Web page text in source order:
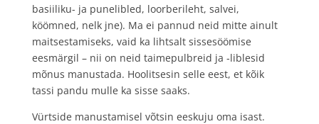
basiiliku- ja punelibled, loorberileht, salvei,
köömned, nelk jne). Ma ei pannud neid mitte ainult
maitsestamiseks, vaid ka lihtsalt sissesöömise
eesmärgil – nii on neid taimepulbreid ja ‑liblesid
mõnus manustada. Hoolitsesin selle eest, et kõik
tassi pandu mulle ka sisse saaks.
Vürtside manustamisel võtsin eeskuju oma isast.